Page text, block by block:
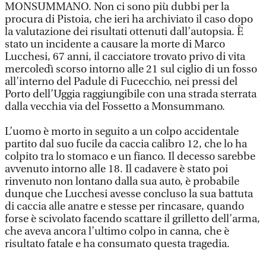
MONSUMMANO. Non ci sono più dubbi per la
procura di Pistoia, che ieri ha archiviato il caso dopo
la valutazione dei risultati ottenuti dall’autopsia. È
stato un incidente a causare la morte di Marco
Lucchesi, 67 anni, il cacciatore trovato privo di vita
mercoledì scorso intorno alle 21 sul ciglio di un fosso
all’interno del Padule di Fucecchio, nei pressi del
Porto dell’Uggia raggiungibile con una strada sterrata
dalla vecchia via del Fossetto a Monsummano.
L’uomo è morto in seguito a un colpo accidentale
partito dal suo fucile da caccia calibro 12, che lo ha
colpito tra lo stomaco e un fianco. Il decesso sarebbe
avvenuto intorno alle 18. Il cadavere è stato poi
rinvenuto non lontano dalla sua auto, è probabile
dunque che Lucchesi avesse concluso la sua battuta
di caccia alle anatre e stesse per rincasare, quando
forse è scivolato facendo scattare il grilletto dell’arma,
che aveva ancora l’ultimo colpo in canna, che è
risultato fatale e ha consumato questa tragedia.